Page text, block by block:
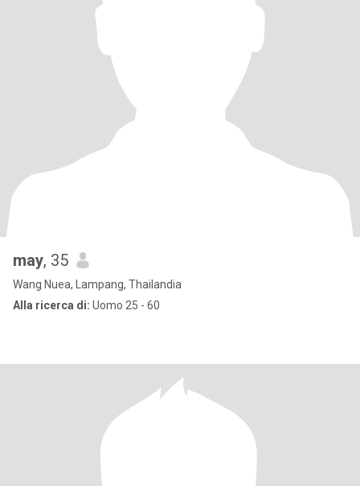
may, 35
Wang Nuea, Lampang, Thailandia
Alla ricerca di: Uomo 25 - 60